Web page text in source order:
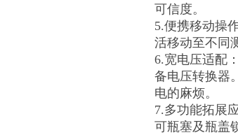
可信度。
5.便携移动操
活移动至不同
6.宽电压适配
备电压转换器
电的麻烦。
7.多功能拓展
可瓶塞及瓶盖